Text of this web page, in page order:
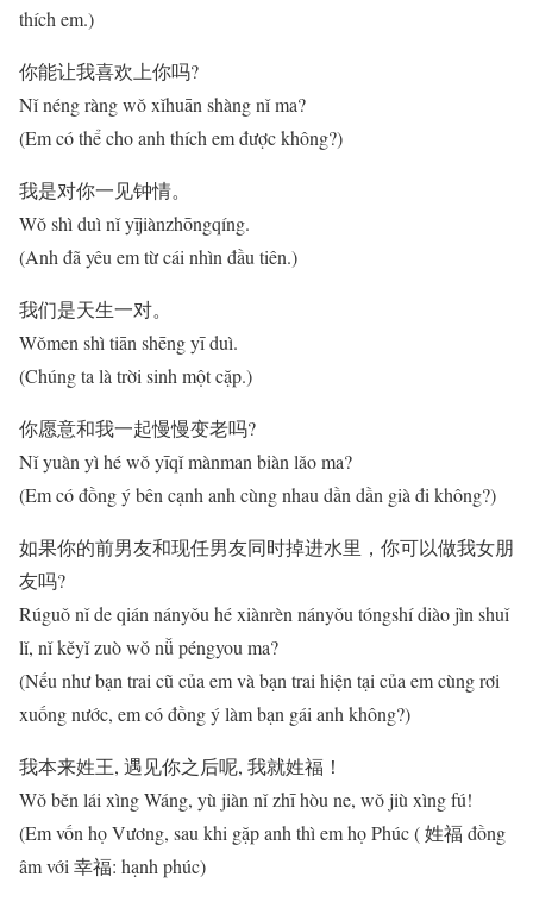
thích em.)
你能让我喜欢上你吗?
Nǐ néng ràng wǒ xǐhuān shàng nǐ ma?
(Em có thể cho anh thích em được không?)
我是对你一见钟情。
Wǒ shì duì nǐ yījiànzhōngqíng.
(Anh đã yêu em từ cái nhìn đầu tiên.)
我们是天生一对。
Wǒmen shì tiān shēng yī duì.
(Chúng ta là trời sinh một cặp.)
你愿意和我一起慢慢变老吗?
Nǐ yuàn yì hé wǒ yīqǐ mànman biàn lǎo ma?
(Em có đồng ý bên cạnh anh cùng nhau dần dần già đi không?)
如果你的前男友和现任男友同时掉进水里，你可以做我女朋
友吗?
Rúguǒ nǐ de qián nányǒu hé xiànrèn nányǒu tóngshí diào jìn shuǐ
lǐ, nǐ kěyǐ zuò wǒ nǚ péngyou ma?
(Nếu như bạn trai cũ của em và bạn trai hiện tại của em cùng rơi
xuống nước, em có đồng ý làm bạn gái anh không?)
我本来姓王, 遇见你之后呢, 我就姓福！
Wǒ běn lái xìng Wáng, yù jiàn nǐ zhī hòu ne, wǒ jiù xìng fú!
(Em vốn họ Vương, sau khi gặp anh thì em họ Phúc ( 姓福 đồng
âm với 幸福: hạnh phúc)